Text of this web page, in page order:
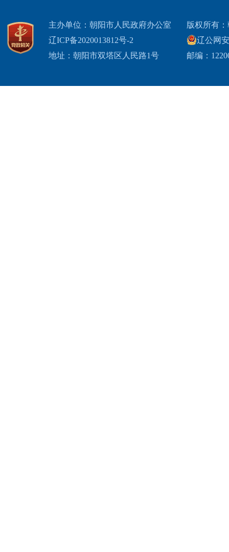
主办单位：朝阳市人民政府办公室
辽ICP备2020013812号-2
地址：朝阳市双塔区人民路1号
版权所有
辽公网
邮编：